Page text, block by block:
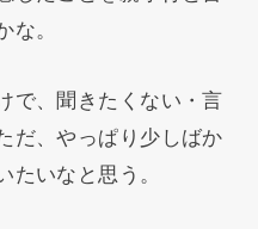
な。
で、聞きたくない・言
だ、やっぱり少しばか
たいなと思う。